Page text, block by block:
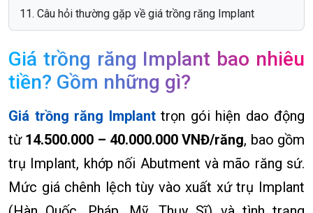
Câu hỏi thường gặp về giá trồng răng Implant
Giá trồng răng Implant bao nhiêu
tiền? Gồm những gì?
Giá trồng răng Implanttrọn gói hiện dao động
từ 14.500.000 – 40.000.000 VNĐ/răng, bao gồm
trụ Implant, khớp nối Abutment và mão răng sứ.
Mức giá chênh lệch tùy vào xuất xứ trụ Implant